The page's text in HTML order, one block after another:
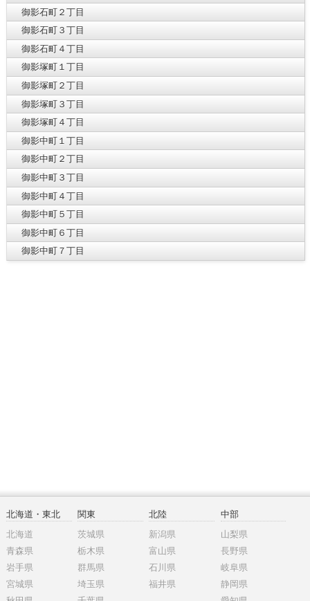
御影石町２丁目
御影石町３丁目
御影石町４丁目
御影塚町１丁目
御影塚町２丁目
御影塚町３丁目
御影塚町４丁目
御影中町１丁目
御影中町２丁目
御影中町３丁目
御影中町４丁目
御影中町５丁目
御影中町６丁目
御影中町７丁目
北海道・東北
北海道
青森県
岩手県
宮城県
関東
茨城県
栃木県
群馬県
埼玉県
北陸
新潟県
富山県
石川県
福井県
中部
山梨県
長野県
岐阜県
静岡県